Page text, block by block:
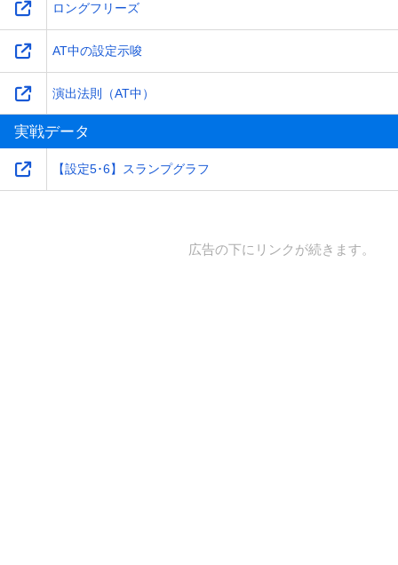
ロングフリーズ
AT中の設定示唆
演出法則（AT中）
実戦データ
【設定5･6】スランプグラフ
広告の下にリンクが続きます。